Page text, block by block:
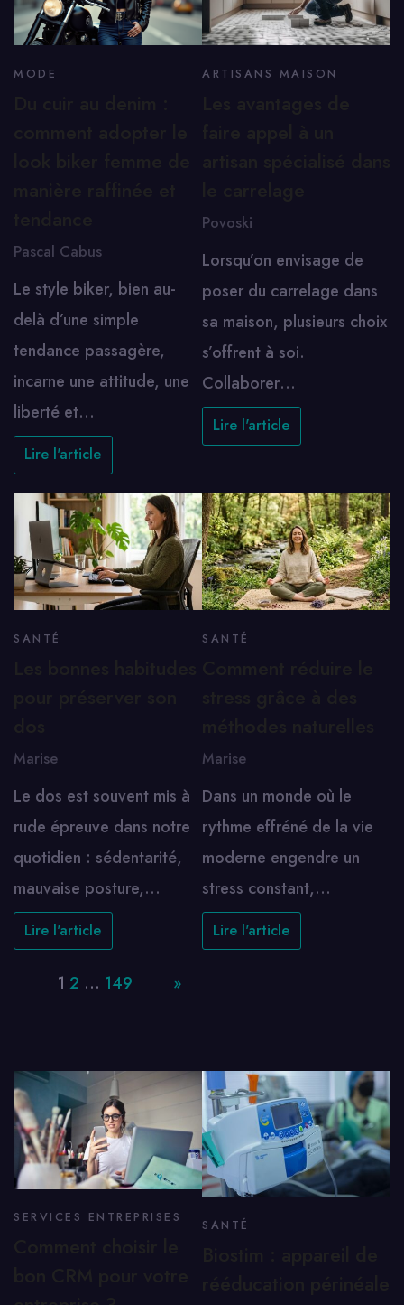
MODE
Pascal Cabus
Le style biker, bien au-
delà d’une simple
tendance passagère,
incarne une attitude, une
liberté et…
Lire l'article
ARTISANS MAISON
Povoski
Lorsqu’on envisage de
poser du carrelage dans
sa maison, plusieurs choix
s’offrent à soi.
Collaborer…
Lire l'article
SANTÉ
Marise
Le dos est souvent mis à
rude épreuve dans notre
quotidien : sédentarité,
mauvaise posture,…
Lire l'article
SANTÉ
Marise
Dans un monde où le
rythme effréné de la vie
moderne engendre un
stress constant,…
Lire l'article
1 2 … 149 »
SERVICES ENTREPRISES SANTÉ